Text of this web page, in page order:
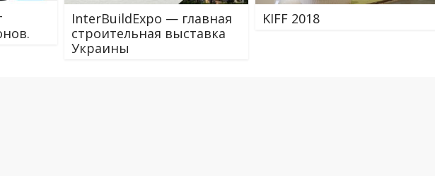
InterBuildExpo — главная
строительная выставка
Украины
KIFF 2018